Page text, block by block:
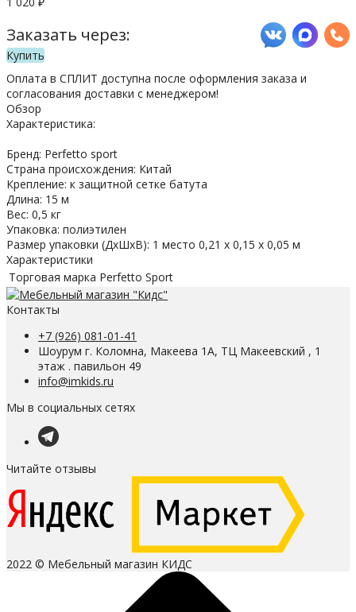
Заказать через:
Купить
Оплата в СПЛИТ доступна после оформления заказа и
согласования доставки с менеджером!
Обзор
Характеристика:
Бренд: Perfetto sport
Страна происхождения: Китай
Крепление: к защитной сетке батута
Длина: 15 м
Вес: 0,5 кг
Упаковка: полиэтилен
Размер упаковки (ДхШхВ): 1 место 0,21 х 0,15 х 0,05 м
Характеристики
Торговая марка Perfetto Sport
Контакты
+7 (926) 081-01-41
Шоурум г. Коломна, Макеева 1А, ТЦ Макеевский , 1
этаж . павильон 49
info@imkids.ru
Мы в социальных сетях
Читайте отзывы
2022 © Мебельный магазин КИДС